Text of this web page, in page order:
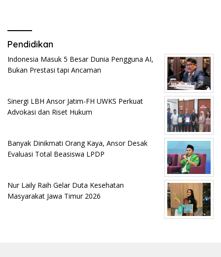
Pendidikan
Indonesia Masuk 5 Besar Dunia Pengguna AI,
Bukan Prestasi tapi Ancaman
Sinergi LBH Ansor Jatim-FH UWKS Perkuat
Advokasi dan Riset Hukum
Banyak Dinikmati Orang Kaya, Ansor Desak
Evaluasi Total Beasiswa LPDP
Nur Laily Raih Gelar Duta Kesehatan
Masyarakat Jawa Timur 2026